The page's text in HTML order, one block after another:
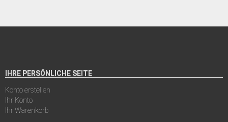
IHRE PERSÖNLICHE SEITE
Konto erstellen
Ihr Konto
Ihr Warenkorb